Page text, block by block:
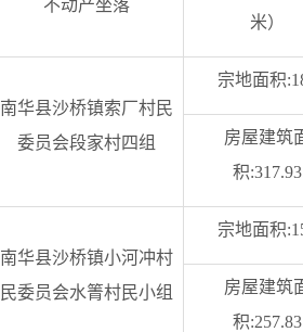
不动产坐落
米）
南华县沙桥镇索厂村民
委员会段家村四组
宗地面积
房屋建筑
积:317.93
南华县沙桥镇小河冲村
民委员会水箐村民小组
宗地面积
房屋建筑
积:257.83